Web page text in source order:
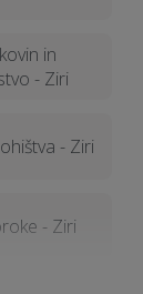
in
- Ziri
- Ziri
- Ziri